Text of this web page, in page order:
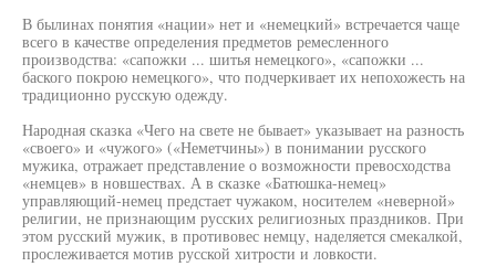
В былинах понятия «нации» нет и «немецкий» встречается чаще
всего в качестве определения предметов ремесленного
производства: «сапожки ... шитья немецкого», «сапожки ...
баского покрою немецкого», что подчеркивает их непохожесть на
традиционно русскую одежду.
Народная сказка «Чего на свете не бывает» указывает на разность
«своего» и «чужого» («Неметчины») в понимании русского
мужика, отражает представление о возможности превосходства
«немцев» в новшествах. А в сказке «Батюшка-немец»
управляющий-немец предстает чужаком, носителем «неверной»
религии, не признающим русских религиозных праздников. При
этом русский мужик, в противовес немцу, наделяется смекалкой,
прослеживается мотив русской хитрости и ловкости.